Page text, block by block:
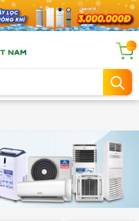
...